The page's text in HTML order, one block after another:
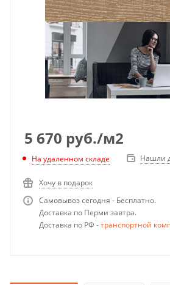
5 670 руб./м2
На удаленном складе Нашли
Хочу в подарок
Самовывоз сегодня - Бесплатно.
Доставка по Перми завтра.
Доставка по РФ -транспортной